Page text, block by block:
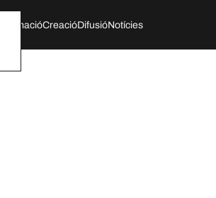
FormacióCreacióDifusióNotícies